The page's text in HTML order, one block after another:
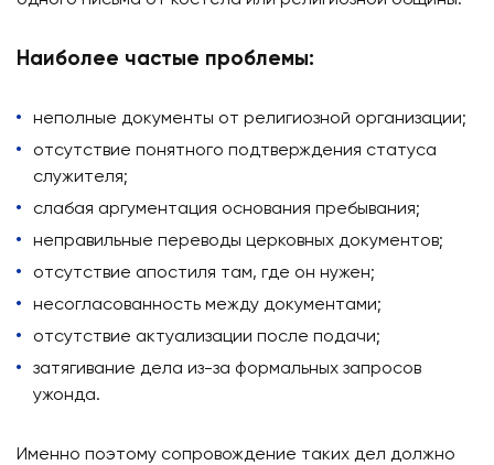
Наиболее частые проблемы:
неполные документы от религиозной организации;
отсутствие понятного подтверждения статуса
служителя;
слабая аргументация основания пребывания;
неправильные переводы церковных документов;
отсутствие апостиля там, где он нужен;
несогласованность между документами;
отсутствие актуализации после подачи;
затягивание дела из-за формальных запросов
ужонда.
Именно поэтому сопровождение таких дел должно